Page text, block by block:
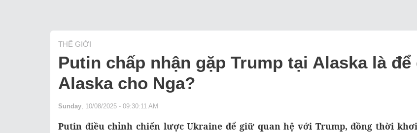
THẾ GIỚI
Putin chấp nhận gặp Trump tại Alaska là
Alaska cho Nga?
Sunday , 10/08/2025 - 09:30:11 AM
Putin điều chỉnh chiến lược Ukraine để giữ quan hệ với Trump, đồng thời khơi